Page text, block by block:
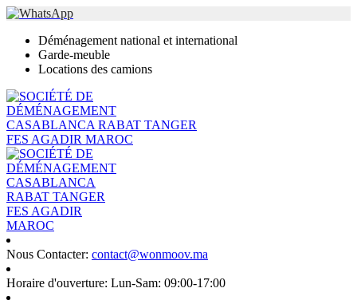
Déménagement national et international
Garde-meuble
Locations des camions
Nous Contacter: contact@wonmoov.ma
Horaire d'ouverture: Lun-Sam: 09:00-17:00